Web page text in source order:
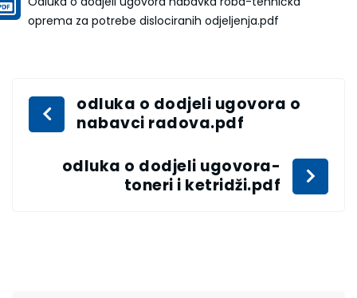
oprema za potrebe dislociranih odjeljenja.pdf
odluka o dodjeli ugovora o
nabavci radova.pdf
odluka o dodjeli ugovora-
toneri i ketridži.pdf